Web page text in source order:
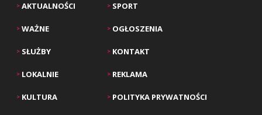
> AKTUALNOŚCI
> WAŻNE
> SŁUŻBY
> LOKALNIE
> KULTURA
> SPORT
> OGŁOSZENIA
> KONTAKT
> REKLAMA
> POLITYKA PRYWATNOŚCI